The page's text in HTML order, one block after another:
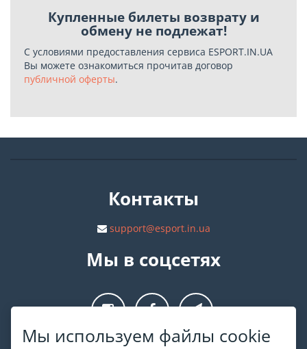
Мы используем файлы cookie
Купленные билеты возврату и
обмену не подлежат!
С условиями предоставления сервиса ESPORT.IN.UA
Вы можете ознакомиться прочитав договор
публичной оферты.
Контакты
support@esport.in.ua
Мы в соцсетях